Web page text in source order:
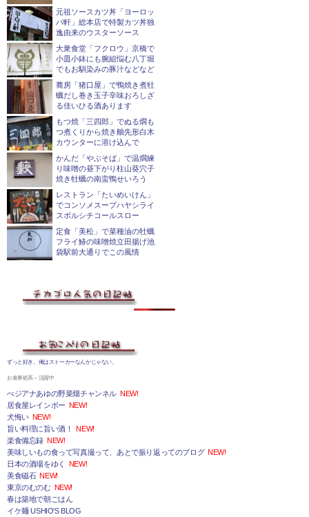
元祖ソースカツ丼「ヨーロッ
パ軒」総本店で特製カツ丼独
逸由来のウスターソース
大衆食堂「フクロウ」京橋で
小皿小鉢にも腕組悩む八丁堀
でもお馴染みの豚汁などなど
蕎房「猪口屋」で鴨焼き煮牡
蠣だし巻き玉子辛味おろしざ
る佳いひる酒あります
もつ焼「三四郎」でぬる燗も
つ煮くりから焼き舳先形白木
カウンターに溶け込んで
かんだ「やぶそば」で温燗練
り味噌の昼下がり柱山葵穴子
焼き牡蠣の南蛮鴨せいろう
レストラン「たいめいけん」
でコンソメスープハヤシライ
スボルシチコールスロー
定食「美松」で菜種油の牡蠣
フライ鰆の味噌焼立田揚げ池
袋駅前大通りでこの風情
ずっと好き。俺はストーカーなんかじゃない。
お食事処系～活躍中
べジアナあゆの野菜畑チャンネル NEW!
居食屋レインボー NEW!
犬悔い NEW!
旨い料理に旨い酒！
NEW!
楽食備忘録 NEW!
美味しいもの食って写真撮って、あとで振り返ってのブログ NEW!
日本の酒場をゆく
NEW!
美食磁石 NEW!
東京のむのむ NEW!
春は築地で朝ごはん
イケ麺 USHIO'S BLOG